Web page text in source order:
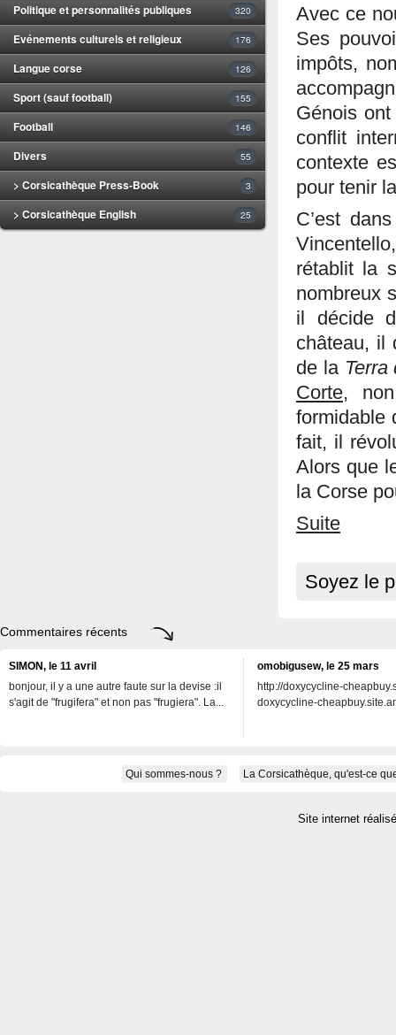
Politique et personnalités publiques 320
Evénements culturels et religieux 176
Langue corse 126
Sport (sauf football) 155
Football 146
Divers 55
> Corsicathèque Press-Book 3
> Corsicathèque English 25
Avec ce
Ses
impôts,
Génois ont
conflit
contexte
pour tenir
C’est
rétablit la
nombreux
il décide
château, il
de la Terra
Corte,
formidable
fait, il
Alors que
la Corse
Suite
Soyez le
Commentaires récents
SIMON, le 11 avril
bonjour, il y a une autre faute sur la devise :il
s'agit de "frugifera" et non pas "frugiera". La...
omobigusew, le 25 mars
http://doxycycline-
doxycycline-
Qui sommes-nous ? La Corsicathèque, qu'est-ce
Site internet